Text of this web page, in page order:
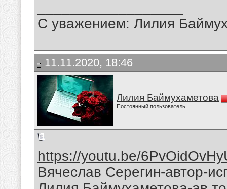
С уважением: Лилия
11.11.2020, 18:46
Лилия Баймухаметова
Постоянный пользователь
https://youtu.be/
Вячеслав Серегин-автор-